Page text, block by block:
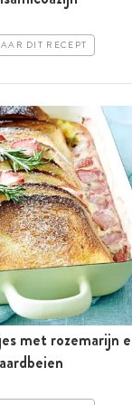
DIT RECEPT
met rozemarijn
aardbeien